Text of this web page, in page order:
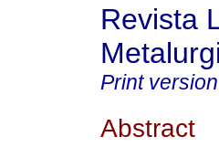
Revista
Print version
Abstract